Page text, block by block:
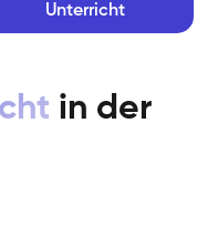
Unterricht
in der